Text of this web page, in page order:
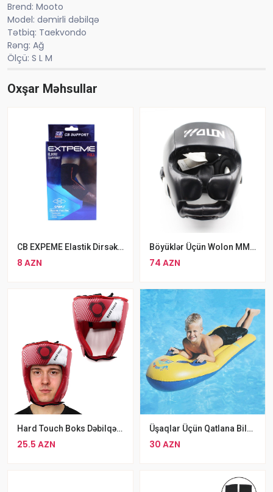
Brend: Mooto
Model: dəmirli dəbilqə
Tətbiq: Taekvondo
Rəng: Ağ
Ölçü: S L M
Oxşar Məhsullar
CB EXPEME Elastik Dirsək Dəstəyi
8 AZN
Böyüklər Üçün Wolon MMA Boks Dəbilqəsi Qara Rəngli Professional Döyüş Baş Geyimi
74 AZN
Hard Touch Boks Dəbilqəsi Standart L Ölçü Kask
25.5 AZN
Üşaqlar Üçün Qatlana Bilən Zərərsiz Earlyad Surfboard Şişmə Üzmə Döşəyi
30 AZN